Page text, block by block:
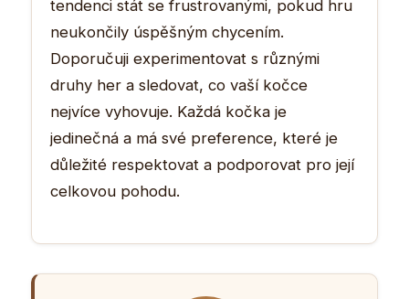
tendenci stát se frustrovanými, pokud hru
neukončily úspěšným chycením.
Doporučuji experimentovat s různými
druhy her a sledovat, co vaší kočce
nejvíce vyhovuje. Každá kočka je
jedinečná a má své preference, které je
důležité respektovat a podporovat pro její
celkovou pohodu.